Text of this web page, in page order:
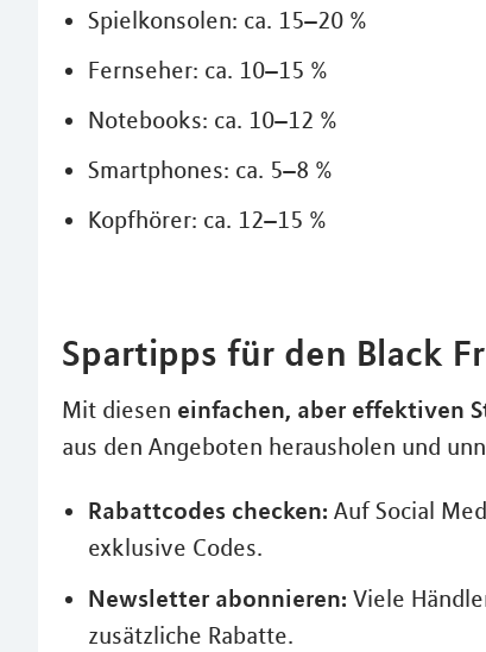
Spielkonsolen: ca. 15–20 %
Fernseher: ca. 10–15 %
Notebooks: ca. 10–12 %
Smartphones: ca. 5–8 %
Kopfhörer: ca. 12–15 %
Spartipps für den Black
Mit diesen einfachen, aber effektiven
aus den Angeboten herausholen und
Rabattcodes checken: Auf Social
exklusive Codes.
Newsletter abonnieren: Viele
zusätzliche Rabatte.